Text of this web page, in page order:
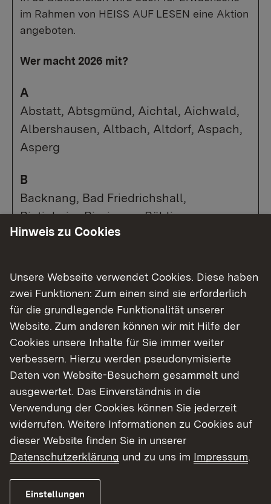
im Rahmen von HEISS AUF LESEN eine Aktion
angeboten.
Wer macht 2026 mit?
A
Abstatt, Abtsgmünd, Aichtal, Aichwald,
Albershausen, Altbach, Altdorf, Aspach,
Asperg
B
Backnang, Bad Friedrichshall,
Bietigheim-Bissingen, Böblingen,
Böhmenkirch, Bönnig-heim, Boxberg,
C
Crailsheim, Creglingen
Denkendorf, Dettingen, Ditzingen,
Donzdorf
E
Ehningen, Eislingen, Eppingen,
Erdmannhausen, Erligheim, Esslingen am
Neckar
F
Hinweis zu Cookies
Unsere Webseite verwendet Cookies. Diese haben
zwei Funktionen: Zum einen sind sie erforderlich
für die grundlegende Funktionalität unserer
Website. Zum anderen können wir mit Hilfe der
Cookies unsere Inhalte für Sie immer weiter
verbessern. Hierzu werden pseudonymisierte
Daten von Website-Besuchern gesammelt und
ausgewertet. Das Einverständnis in die
Verwendung der Cookies können Sie jederzeit
widerrufen. Weitere Informationen zu Cookies auf
dieser Website finden Sie in unserer
Datenschutzerklärung und zu uns im Impressum.
Einstellungen